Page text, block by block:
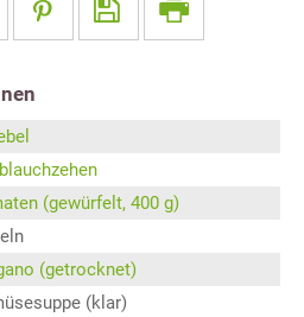
(gewürfelt, 400 g)
(getrocknet)
(klar)